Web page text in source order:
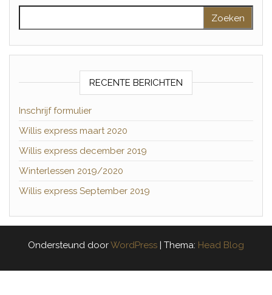
RECENTE BERICHTEN
Inschrijf formulier
Willis express maart 2020
Willis express december 2019
Winterlessen 2019/2020
Willis express September 2019
Ondersteund doorWordPress | Thema: Head Blog